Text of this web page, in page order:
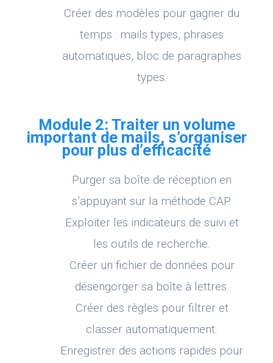
Créer des modèles pour gagner du
temps : mails types, phrases
automatiques, bloc de paragraphes
types.
Module 2: Traiter un volume
important de mails, s’organiser
pour plus d’efficacité
Purger sa boîte de réception en
s’appuyant sur la méthode CAP.
Exploiter les indicateurs de suivi et
les outils de recherche.
Créer un fichier de données pour
désengorger sa boîte à lettres.
Créer des règles pour filtrer et
classer automatiquement.
Enregistrer des actions rapides pour